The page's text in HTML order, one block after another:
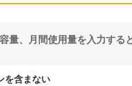
量、月間使用量を入力する
を含まない